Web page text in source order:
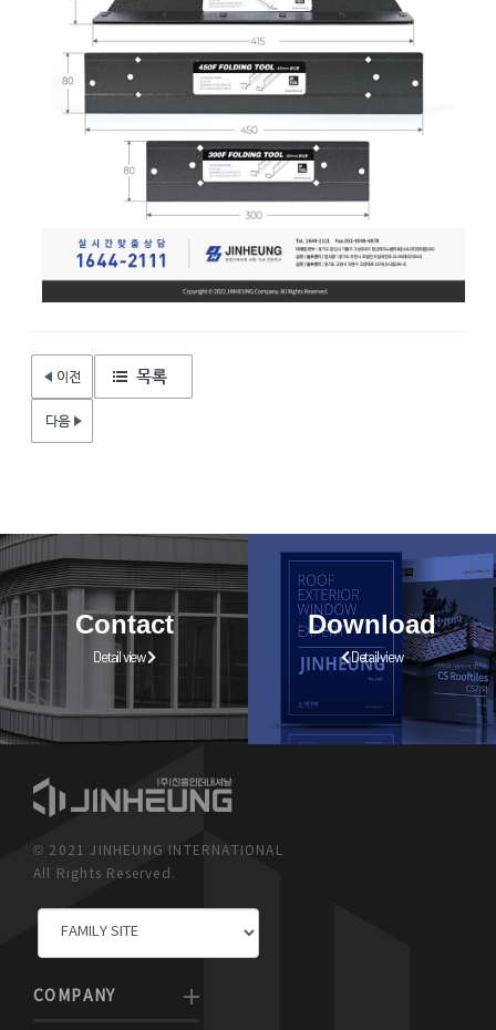
Contact
Detail view
Download
Detail view
© 2021 JINHEUNG INTERNATIONAL
All Rights Reserved.
COMPANY